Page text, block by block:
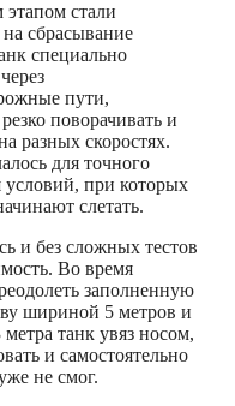
стали
сбрасывание
специально
пути,
поворачивать и
разных скоростях.
для точного
при которых
слетать.
и без сложных тестов
Во время
заполненную
шириной 5 метров и
танк увяз носом,
и самостоятельно
не смог.